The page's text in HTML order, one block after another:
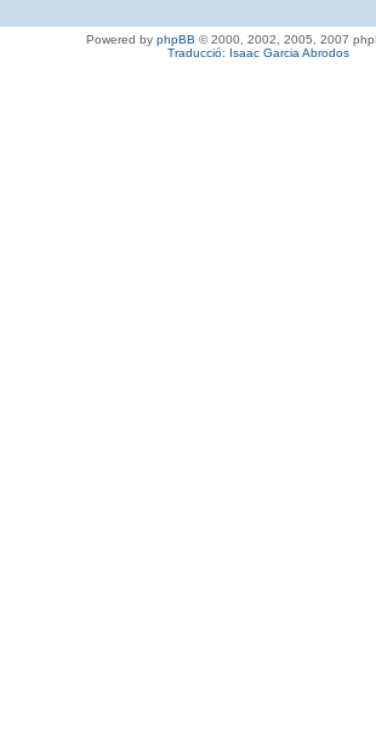
Powered by phpBB © 2000, 2002, 2005, 2007
Traducció: Isaac Garcia Abrodos